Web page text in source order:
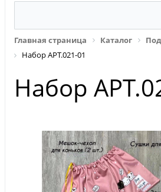
Главная страница Каталог
Набор АРТ.021-01
Набор